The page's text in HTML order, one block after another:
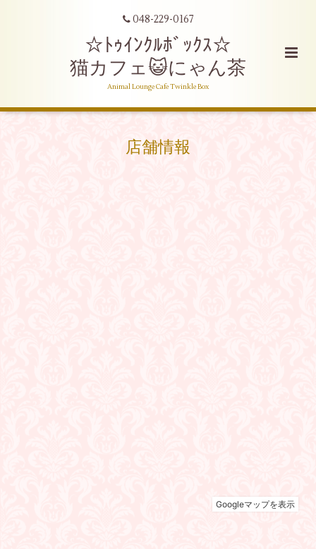
048-229-0167
☆ﾄｩｲﾝｸﾙﾎﾞｯｸｽ☆
猫カフェ😺にゃん茶
Animal Lounge Cafe Twinkle Box
店舗情報